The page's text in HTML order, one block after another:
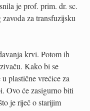
je prof. prim. dr. sc.
za transfuzijsku
krvi. Potom ih
Kako bi se
plastične vrećice za
Ovo će zasigurno biti
je riječ o starijim